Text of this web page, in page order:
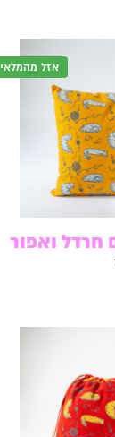
אזל מהמלאי
חרדל ואפור